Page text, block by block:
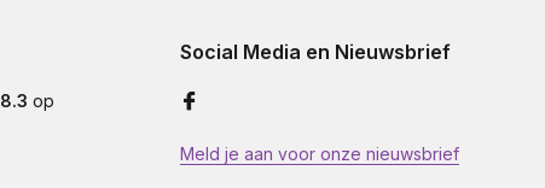
8.3 op
Social Media en Nieuwsbrief
Meld je aan voor onze nieuwsbrief